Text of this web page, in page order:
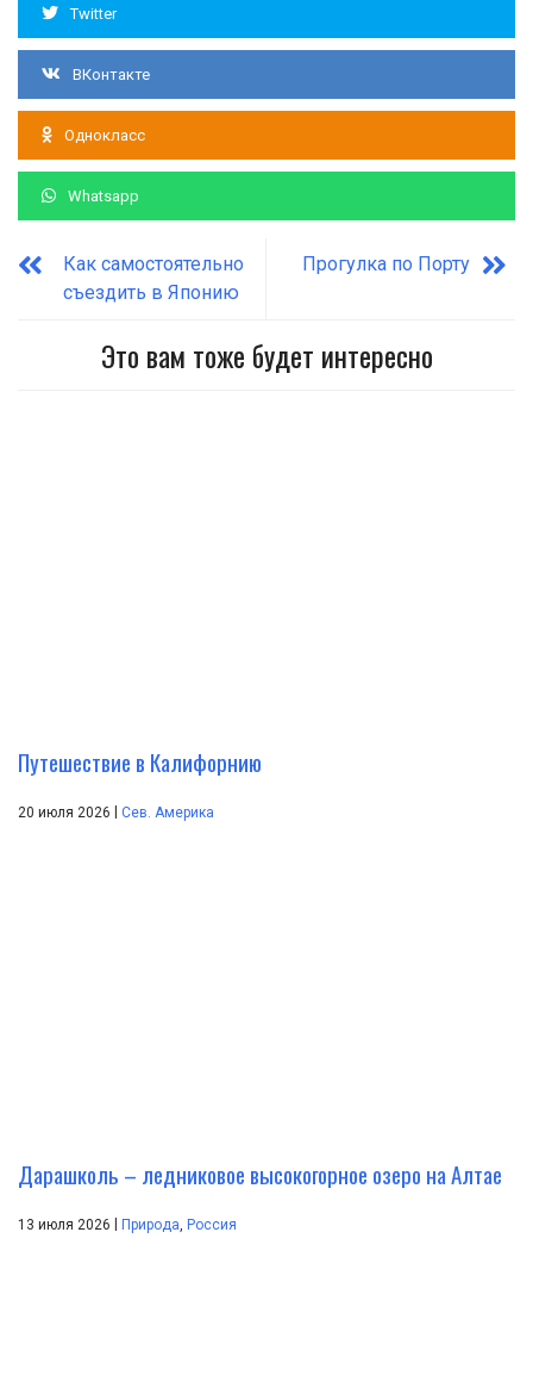
Twitter
ВКонтакте
Однокласс
Whatsapp
Как самостоятельно
съездить в Японию
Прогулка по Порту
Это вам тоже будет интересно
Путешествие в Калифорнию
20 июля 2026 Сев. Америка
Дарашколь – ледниковое высокогорное озеро на Алтае
13 июля 2026 Природа, Россия